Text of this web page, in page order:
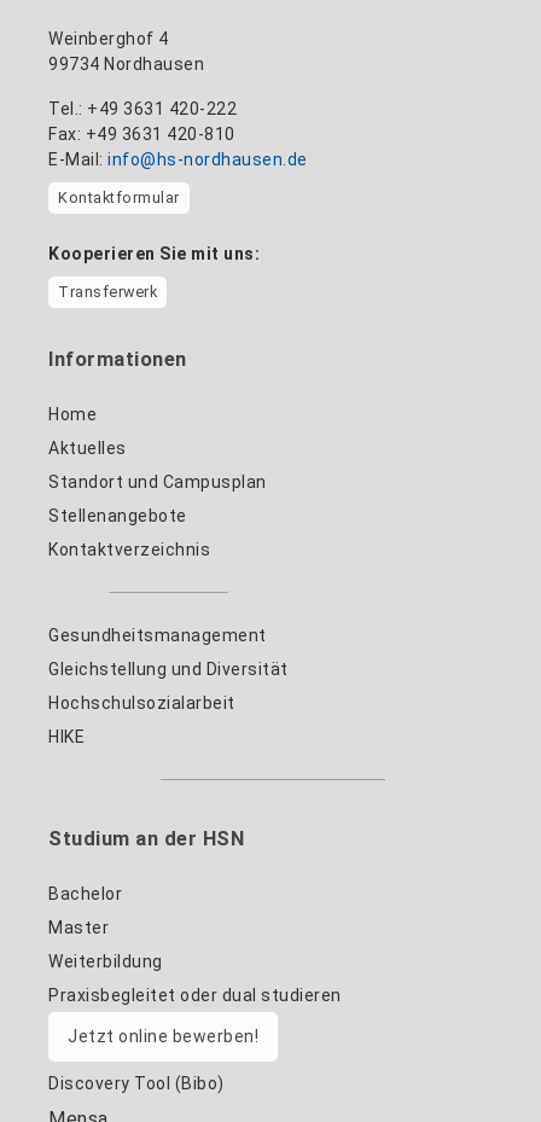
Weinberghof 4
99734 Nordhausen
Tel.: +49 3631 420-222
Fax: +49 3631 420-810
E-Mail: info@hs-nordhausen.de
Kontaktformular
Kooperieren Sie mit uns:
Transferwerk
Informationen
Home
Aktuelles
Standort und Campusplan
Stellenangebote
Kontaktverzeichnis
Gesundheitsmanagement
Gleichstellung und Diversität
Hochschulsozialarbeit
HIKE
Studium an der HSN
Bachelor
Master
Weiterbildung
Praxisbegleitet oder dual studieren
Jetzt online bewerben!
Discovery Tool (Bibo)